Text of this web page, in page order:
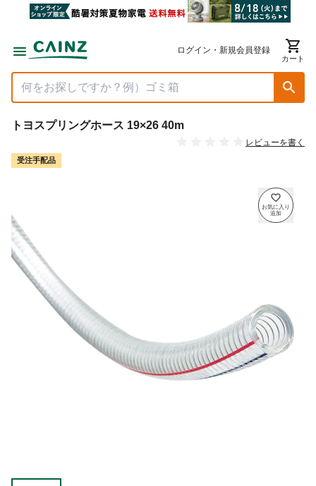
ログイン・新規会員登録
カート
トヨスプリングホース 19×26 40m
レビューを書く
受注手配品